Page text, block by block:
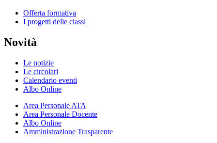
Offerta formativa
I progetti delle classi
Novità
Le notizie
Le circolari
Calendario eventi
Albo Online
Area Personale ATA
Area Personale Docente
Albo Online
Amministrazione Trasparente